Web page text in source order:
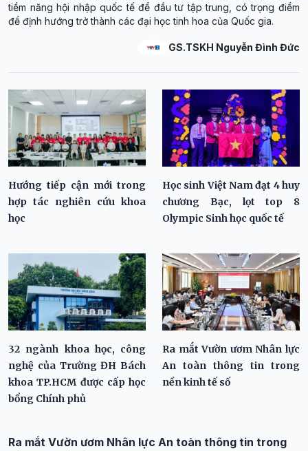
tiềm năng hội nhập quốc tế để đầu tư tập trung, có trọng điểm
để định hướng trở thành các đại học tinh hoa của Quốc gia.
GS.TSKH Nguyễn Đình Đức
Hướng tiếp cận mới trong
hợp tác nghiên cứu khoa
học
Học sinh Việt Nam đạt 4 huy
chương Bạc, lọt top 8
Olympic Sinh học quốc tế
32 ngành khoa học, công
nghệ của Trường ĐH Bách
khoa TP.HCM được cấp học
bổng Chính phủ
Ra mắt Vườn ươm Nhân lực
An toàn thông tin trong
nền kinh tế số
Ra mắt Vườn ươm Nhân lực An toàn thông tin trong